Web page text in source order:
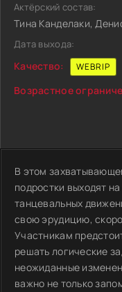
Актёрский состав:
Тина Канделаки,
Дата выхода:
Качество: WEBRIP
Возрастное
В этом
подростки выходят
танцевальных
свою эрудицию,
Участникам
решать логические
неожиданные
важно не только